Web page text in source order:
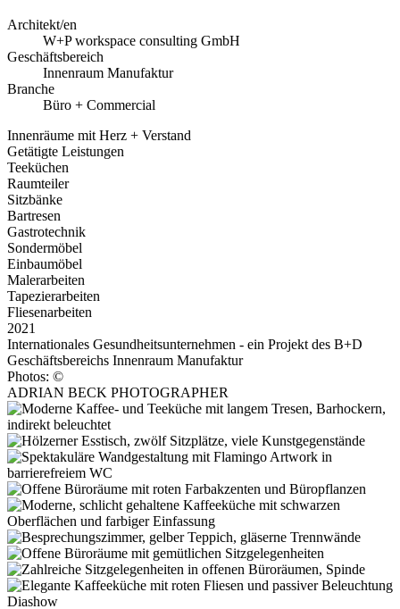
Architekt/en
W+P workspace consulting GmbH
Geschäftsbereich
Innenraum Manufaktur
Branche
Büro + Commercial
Innenräume mit Herz + Verstand
Getätigte Leistungen
Teeküchen
Raumteiler
Sitzbänke
Bartresen
Gastrotechnik
Sondermöbel
Einbaumöbel
Malerarbeiten
Tapezierarbeiten
Fliesenarbeiten
2021
Internationales Gesundheitsunternehmen - ein Projekt des B+D
Geschäftsbereichs Innenraum Manufaktur
Photos: ©
ADRIAN BECK PHOTOGRAPHER
Diashow